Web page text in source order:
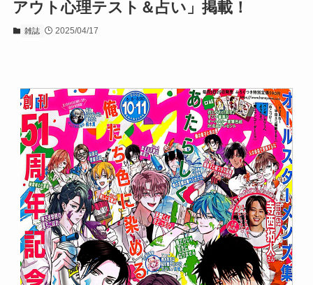
アウト心理テスト＆占い」掲載！
雑誌 2025/04/17